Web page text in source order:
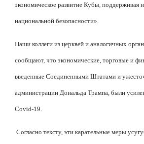
экономическое развитие Кубы, поддерживая
национальной безопасности».
Наши коллеги из церквей и аналогичных
сообщают, что экономические, торговые и
введенные Соединенными Штатами и
администрации Дональда Трампа, были
Covid-19.
Согласно тексту, эти карательные меры